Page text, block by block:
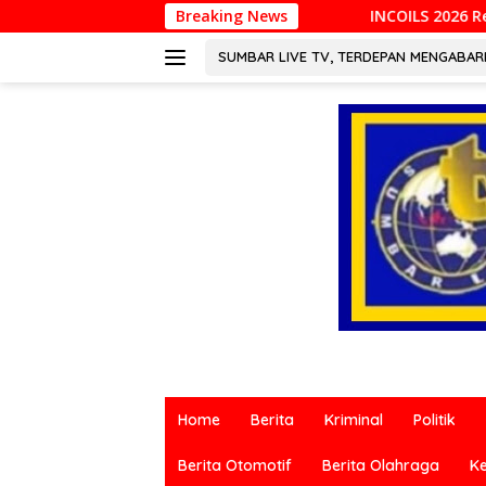
ke
Breaking News
INCOILS 2026 Resmi Digelar di Padang,
SUMBAR LIVE TV, TERDEPAN
terkini
berbagai
Home Berita Kriminal Politik
Berita Otomotif Berita Olahraga